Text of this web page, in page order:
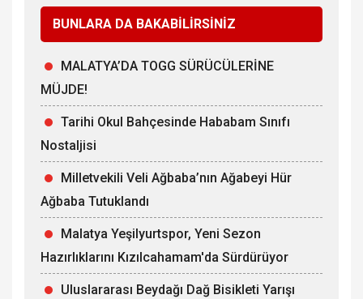
BUNLARA DA BAKABİLİRSİNİZ
MALATYA’DA TOGG SÜRÜCÜLERİNE
MÜJDE!
Tarihi Okul Bahçesinde Hababam Sınıfı
Nostaljisi
Milletvekili Veli Ağbaba’nın Ağabeyi Hür
Ağbaba Tutuklandı
Malatya Yeşilyurtspor, Yeni Sezon
Hazırlıklarını Kızılcahamam'da Sürdürüyor
Uluslararası Beydağı Dağ Bisikleti Yarışı